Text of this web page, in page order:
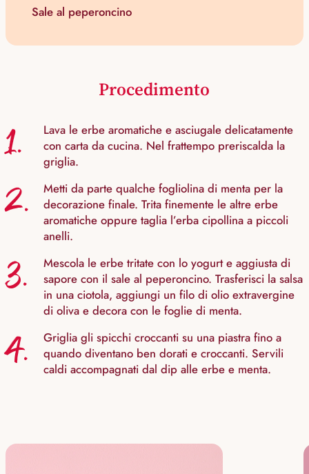
Sale al peperoncino
Procedimento
1.
Lava le erbe aromatiche e asciugale delicatamente
con carta da cucina. Nel frattempo preriscalda la
griglia.
2.
Metti da parte qualche fogliolina di menta per la
decorazione finale. Trita finemente le altre erbe
aromatiche oppure taglia l’erba cipollina a piccoli
anelli.
3.
Mescola le erbe tritate con lo yogurt e aggiusta di
sapore con il sale al peperoncino. Trasferisci la salsa
in una ciotola, aggiungi un filo di olio extravergine
di oliva e decora con le foglie di menta.
4.
Griglia gli spicchi croccanti su una piastra fino a
quando diventano ben dorati e croccanti. Servili
caldi accompagnati dal dip alle erbe e menta.